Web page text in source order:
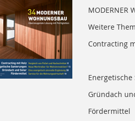
MODERNER
Weitere
Contracting
Gründach
Fördermittel